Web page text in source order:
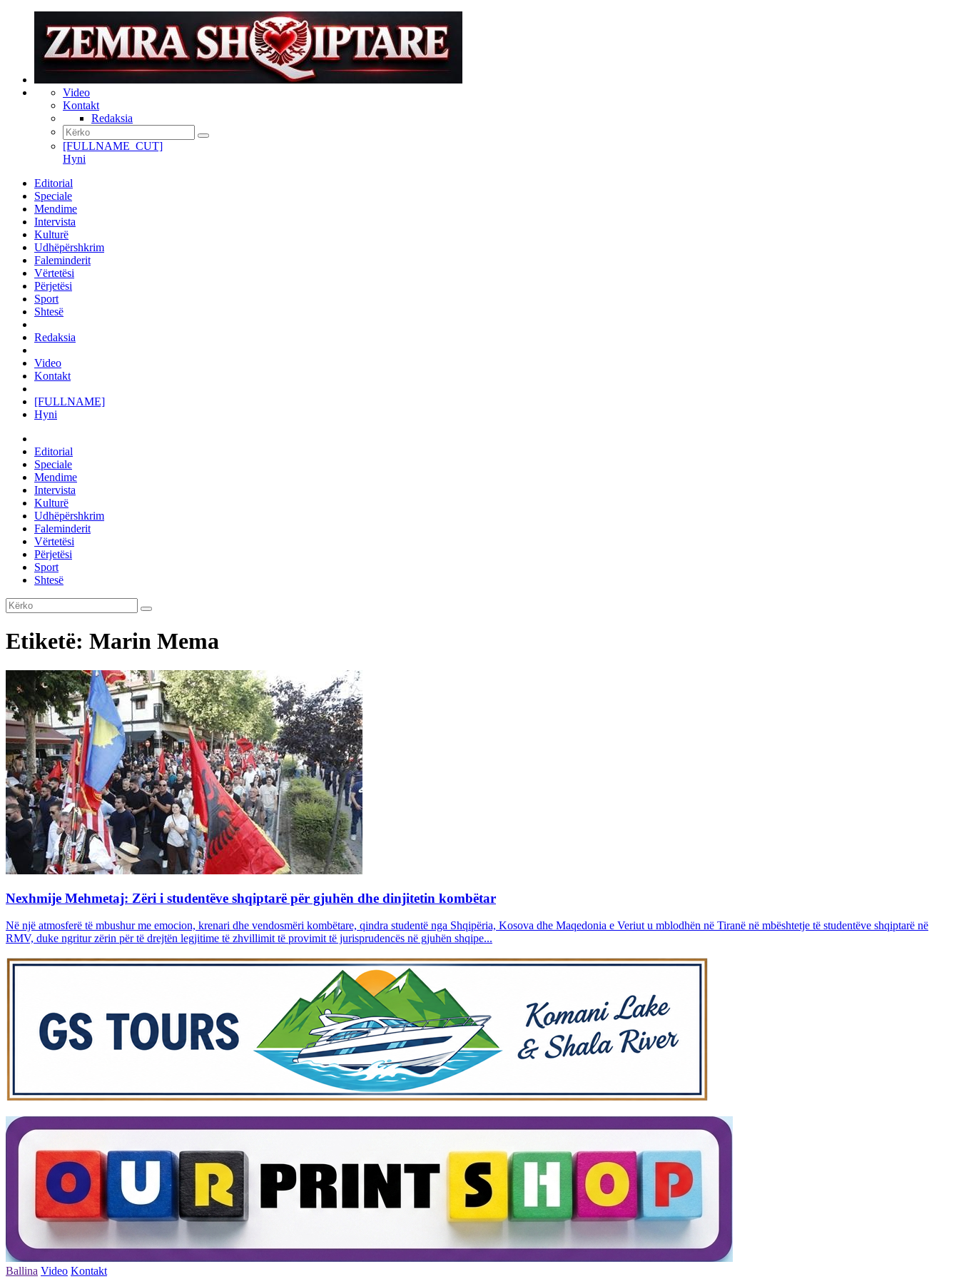
Video
Kontakt
Redaksia
[FULLNAME_CUT]
Hyni
Editorial
Speciale
Mendime
Intervista
Kulturë
Udhëpërshkrim
Faleminderit
Vërtetësi
Përjetësi
Sport
Shtesë
Redaksia
Video
Kontakt
[FULLNAME]
Hyni
Editorial
Speciale
Mendime
Intervista
Kulturë
Udhëpërshkrim
Faleminderit
Vërtetësi
Përjetësi
Sport
Shtesë
Etiketë: Marin Mema
Nexhmije Mehmetaj: Zëri i studentëve shqiptarë për gjuhën dhe dinjitetin kombëtar
Në një atmosferë të mbushur me emocion, krenari dhe vendosmëri kombëtare, qindra studentë nga Shqipëria, Kosova dhe Maqedonia e Veriut u mblodhën në Tiranë në mbështetje të studentëve shqiptarë në
RMV, duke ngritur zërin për të drejtën legjitime të zhvillimit të provimit të jurisprudencës në gjuhën shqipe...
Ballina Video Kontakt